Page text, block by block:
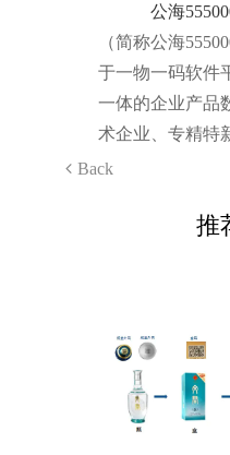
公海
（简称公海
于一物一码软件
一体的企业产品
术企业、专精特
Back
推